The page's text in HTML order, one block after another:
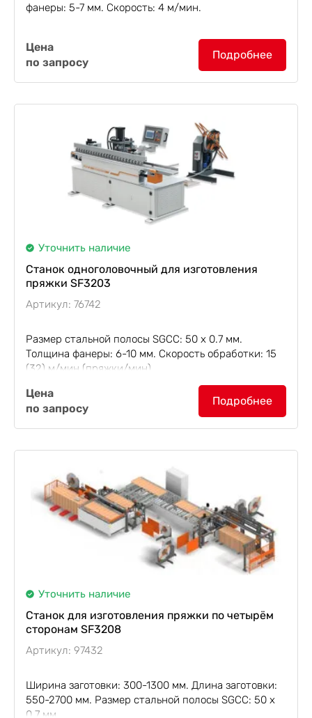
фанеры: 5-7 мм. Скорость: 4 м/мин.
Станок для производства стальных полос с
двойным отверстием SF3301
изготавливает
стальную полосу для её последующего
впрессовывания в фанеру...
Цена
по запросу
Подробнее
Уточнить наличие
Станок одноголовочный для изготовления
пряжки SF3203
Артикул: 76742
Размер стальной полосы SGCC: 50 х 0.7 мм.
Толщина фанеры: 6-10 мм. Скорость обработки: 15
(32) м/мин (пряжки/мин).
Станок одноголовочный для изготовления
пряжки SF3203
используется для изготовления и
впрессовывания пряжки типа "мама"...
Цена
по запросу
Подробнее
Уточнить наличие
Станок для изготовления пряжки по четырём
сторонам SF3208
Артикул: 97432
Ширина заготовки: 300-1300 мм. Длина заготовки:
550-2700 мм. Размер стальной полосы SGCC: 50 х
0.7 мм.